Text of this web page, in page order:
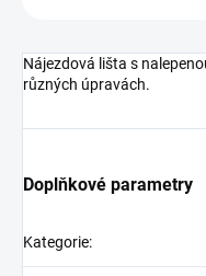
Nájezdová lišta s
různých úpravách.
Doplňkové parametry
Kategorie: